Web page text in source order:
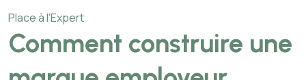
Place à l'Expert
Comment construire une